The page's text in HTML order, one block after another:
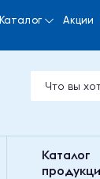
Каталог Акции
Каталог